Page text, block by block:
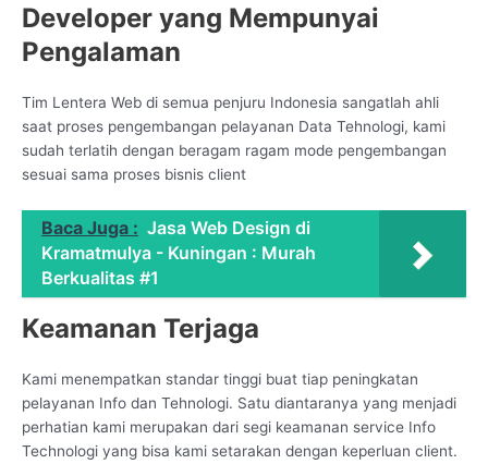
Developer yang Mempunyai
Pengalaman
Tim Lentera Web di semua penjuru Indonesia sangatlah ahli
saat proses pengembangan pelayanan Data Tehnologi, kami
sudah terlatih dengan beragam ragam mode pengembangan
sesuai sama proses bisnis client
Baca Juga : Jasa Web Design di
Kramatmulya - Kuningan : Murah
Berkualitas #1
Keamanan Terjaga
Kami menempatkan standar tinggi buat tiap peningkatan
pelayanan Info dan Tehnologi. Satu diantaranya yang menjadi
perhatian kami merupakan dari segi keamanan service Info
Technologi yang bisa kami setarakan dengan keperluan client.